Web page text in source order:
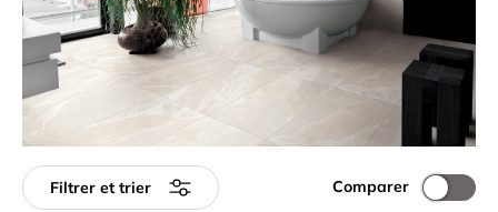
Filtrer et trier Comparer